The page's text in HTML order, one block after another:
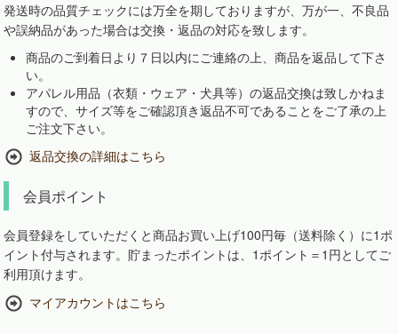
発送時の品質チェックには万全を期しておりますが、万が一、不良品
や誤納品があった場合は交換・返品の対応を致します。
商品のご到着日より７日以内にご連絡の上、商品を返品して下さ
い。
アパレル用品（衣類・ウェア・犬具等）の返品交換は致しかねま
すので、サイズ等をご確認頂き返品不可であることをご了承の上
ご注文下さい。
返品交換の詳細はこちら
会員ポイント
会員登録をしていただくと商品お買い上げ100円毎（送料除く）に1ポ
イント付与されます。貯まったポイントは、1ポイント＝1円としてご
利用頂けます。
マイアカウントはこちら